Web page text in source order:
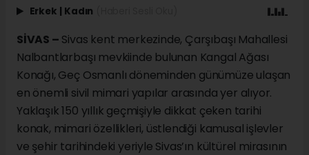
Erkek | Kadın
SİVAS – Sivas kent merkezinde, Çarşıbaşı Mahallesi
Nalbantlarbaşı mevkiinde bulunan Kangal Ağası
Konağı, Geç Osmanlı döneminden günümüze ulaşan
en önemli sivil mimari yapılar arasında yer alıyor.
Yaklaşık 150 yıllık geçmişiyle dikkat çeken tarihi
konak, mimari özellikleri, üstlendiği kamusal işlevler
ve şehir tarihindeki yeriyle Sivas’ın kültürel mirasının